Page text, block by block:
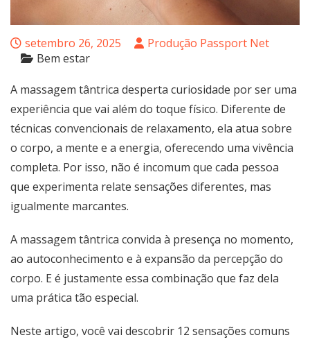
setembro 26, 2025
Produção Passport Net
Bem estar
A massagem tântrica desperta curiosidade por ser uma
experiência que vai além do toque físico. Diferente de
técnicas convencionais de relaxamento, ela atua sobre
o corpo, a mente e a energia, oferecendo uma vivência
completa. Por isso, não é incomum que cada pessoa
que experimenta relate sensações diferentes, mas
igualmente marcantes.
A massagem tântrica convida à presença no momento,
ao autoconhecimento e à expansão da percepção do
corpo. E é justamente essa combinação que faz dela
uma prática tão especial.
Neste artigo, você vai descobrir 12 sensações comuns